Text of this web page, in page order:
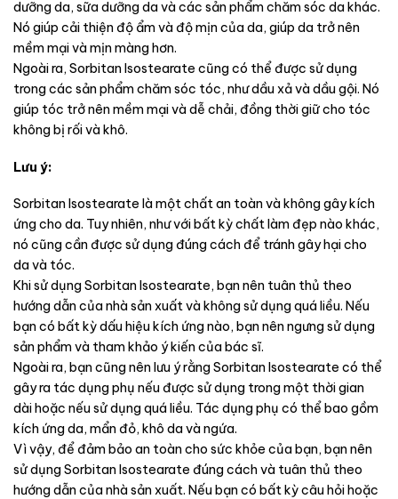
dưỡng da, sữa dưỡng da và các sản phẩm chăm sóc da khác.
Nó giúp cải thiện độ ẩm và độ mịn của da, giúp da trở nên
mềm mại và mịn màng hơn.
Ngoài ra, Sorbitan Isostearate cũng có thể được sử dụng
trong các sản phẩm chăm sóc tóc, như dầu xả và dầu gội. Nó
giúp tóc trở nên mềm mại và dễ chải, đồng thời giữ cho tóc
không bị rối và khô.
Lưu ý:
Sorbitan Isostearate là một chất an toàn và không gây kích
ứng cho da. Tuy nhiên, như với bất kỳ chất làm đẹp nào khác,
nó cũng cần được sử dụng đúng cách để tránh gây hại cho
da và tóc.
Khi sử dụng Sorbitan Isostearate, bạn nên tuân thủ theo
hướng dẫn của nhà sản xuất và không sử dụng quá liều. Nếu
bạn có bất kỳ dấu hiệu kích ứng nào, bạn nên ngưng sử dụng
sản phẩm và tham khảo ý kiến ​​của bác sĩ.
Ngoài ra, bạn cũng nên lưu ý rằng Sorbitan Isostearate có thể
gây ra tác dụng phụ nếu được sử dụng trong một thời gian
dài hoặc nếu sử dụng quá liều. Tác dụng phụ có thể bao gồm
kích ứng da, mẩn đỏ, khô da và ngứa.
Vì vậy, để đảm bảo an toàn cho sức khỏe của bạn, bạn nên
sử dụng Sorbitan Isostearate đúng cách và tuân thủ theo
hướng dẫn của nhà sản xuất. Nếu bạn có bất kỳ câu hỏi hoặc